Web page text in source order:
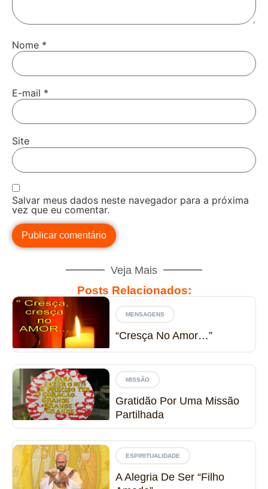
Nome *
E-mail *
Site
Salvar meus dados neste navegador para a próxima
vez que eu comentar.
Veja Mais
Posts Relacionados:
MENSAGENS
“Cresça No Amor…”
MISSÃO
Gratidão Por Uma Missão
Partilhada
ESPIRITUALIDADE
A Alegria De Ser “Filho